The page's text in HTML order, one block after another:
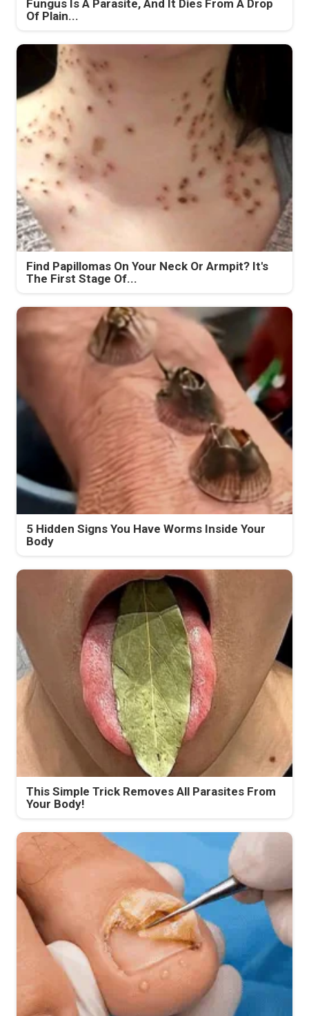
Fungus Is A Parasite, And It Dies From A Drop
Of Plain...
Find Papillomas On Your Neck Or Armpit? It's
The First Stage Of...
5 Hidden Signs You Have Worms Inside Your
Body
This Simple Trick Removes All Parasites From
Your Body!